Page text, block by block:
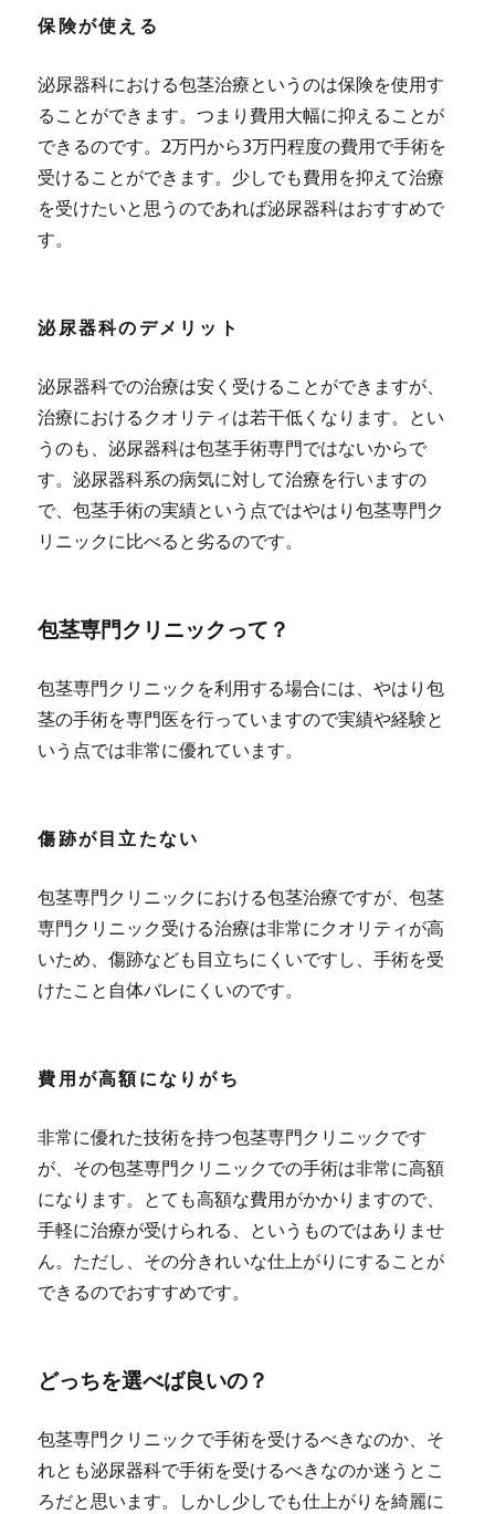
保険が使える
泌尿器科における包茎治療というのは保険を使用す
ることができます。つまり費用大幅に抑えることが
できるのです。2万円から3万円程度の費用で手術を
受けることができます。 少しでも費用を抑えて治療
を受けたいと思うのであれば泌尿器科はおすすめで
す。
泌尿器科のデメリット
泌尿器科での治療は安く受けることができますが、
治療におけるクオリティは若干低くなります。とい
うのも、泌尿器科は包茎手術専門ではないからで
す。泌尿器科系の病気に対して治療を行いますの
で、包茎手術の実績という点ではやはり包茎専門ク
リニックに比べると劣るのです。
包茎専門クリニックって？
包茎専門クリニックを利用する場合には、やはり包
茎の手術を専門医を行っていますので実績や経験と
いう点では非常に優れています。
傷跡が目立たない
包茎専門クリニックにおける包茎治療ですが、包茎
専門クリニック受ける治療は非常にクオリティが高
いため、傷跡なども目立ちにくいですし、手術を受
けたこと自体バレにくいのです。
費用が高額になりがち
非常に優れた技術を持つ包茎専門クリニックです
が、その包茎専門クリニックでの手術は非常に高額
になります。とても高額な費用がかかりますので、
手軽に治療が受けられる、というものではありませ
ん。 ただし、その分きれいな仕上がりにすることが
できるのでおすすめです。
どっちを選べば良いの？
包茎専門クリニックで手術を受けるべきなのか、そ
れとも泌尿器科で手術を受けるべきなのか迷うとこ
ろだと思います。
しかし少しでも仕上がりを綺麗に